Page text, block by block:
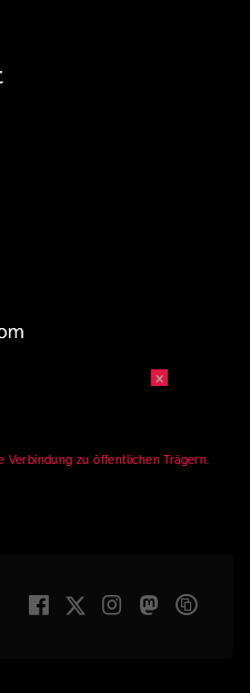
Verbindung zu öffentlichen Trägern.
×